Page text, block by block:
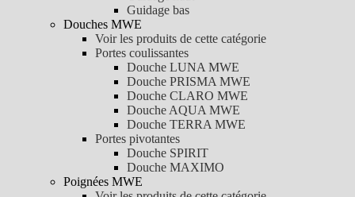
Guidage bas
Douches MWE
Voir les produits de cette catégorie
Portes coulissantes
Douche LUNA MWE
Douche PRISMA MWE
Douche CLARO MWE
Douche AQUA MWE
Douche TERRA MWE
Portes pivotantes
Douche SPIRIT
Douche MAXIMO
Poignées MWE